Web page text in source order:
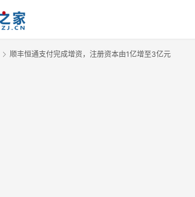
顺丰恒通支付完成增资，注册资本由1亿增至3亿元